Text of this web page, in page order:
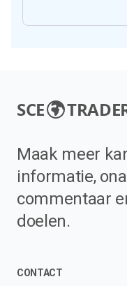
SCE
Maak meer
informatie,
commentaar
doelen.
CONTACT